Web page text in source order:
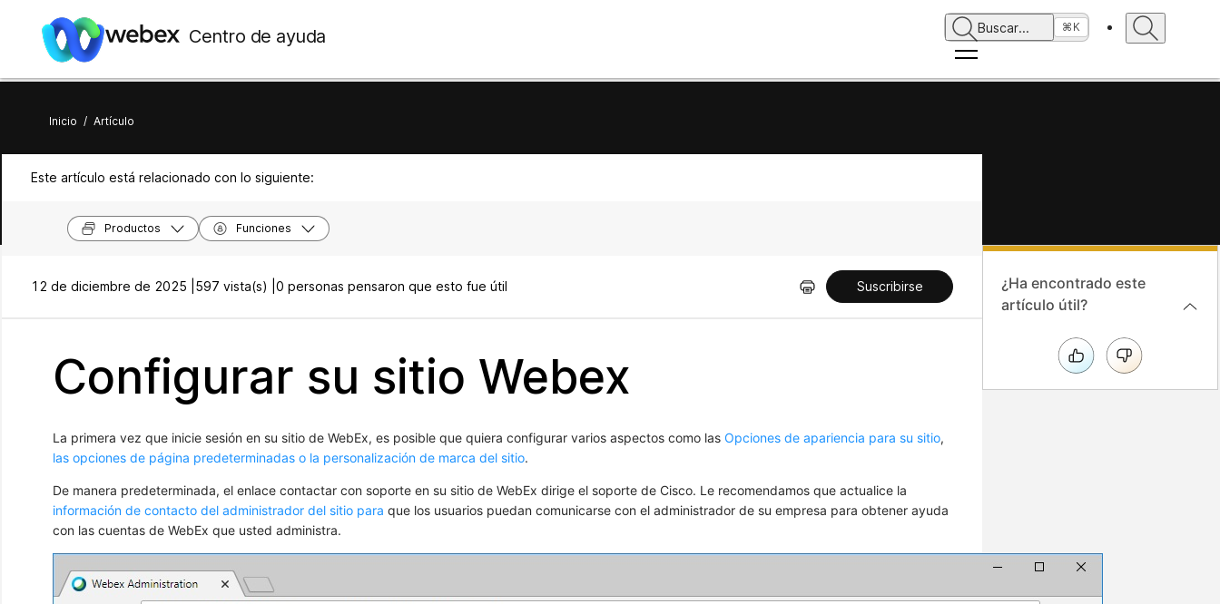
Centro de ayuda Buscar... ⌘K
Inicio / Artículo
Este artículo está relacionado con lo siguiente:
Productos Funciones
12 de diciembre de 2025 | 597 vista(s) | 0 personas pensaron que esto fue útil Suscribirse
Configurar su sitio Webex
La primera vez que inicie sesión en su sitio de WebEx, es posible que quiera configurar varios aspectos como las Opciones de apariencia para su sitio,
las opciones de página predeterminadas o la personalización de marca del sitio.
De manera predeterminada, el enlace contactar con soporte en su sitio de WebEx dirige el soporte de Cisco. Le recomendamos que actualice la
información de contacto del administrador del sitio para que los usuarios puedan comunicarse con el administrador de su empresa para obtener ayuda
con las cuentas de WebEx que usted administra.
¿Ha encontrado este
artículo útil?